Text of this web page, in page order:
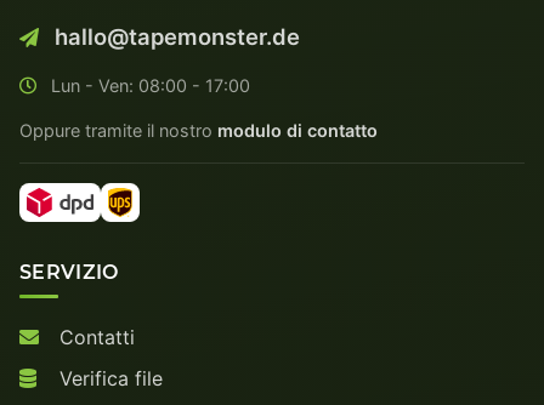
hallo@tapemonster.de
Lun - Ven: 08:00 - 17:00
Oppure tramite il nostro modulo di contatto
SERVIZIO
Contatti
Verifica file